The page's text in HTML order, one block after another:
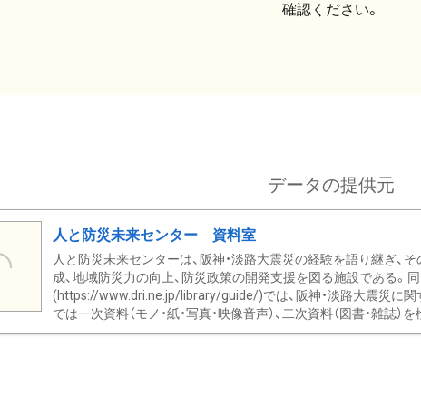
確認ください。
データの提供元
人と防災未来センター 資料室
人と防災未来センターは、阪神・淡路大震災の経験を語り継ぎ、
成、地域防災力の向上、防災政策の開発支援を図る施設である。
(https://www.dri.ne.jp/library/guide/)では、阪神・淡路大震災に関
では一次資料（モノ・紙・写真・映像音声）、二次資料（図書・雑誌）を